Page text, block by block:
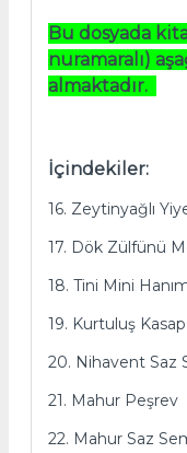
Bu dosyada
nuramaralı)
almaktadır.
İçindekiler:
16. Zeytinyağlı
17. Dök Zülfünü
18. Tini Mini
19. Kurtuluş Kasap
20. Nihavent Saz
21. Mahur Peşrev
22. Mahur Saz